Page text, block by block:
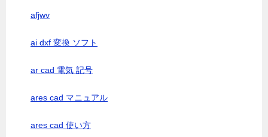
afjwv
ai dxf 変換 ソフト
ar cad 電気 記号
ares cad マニュアル
ares cad 使い方